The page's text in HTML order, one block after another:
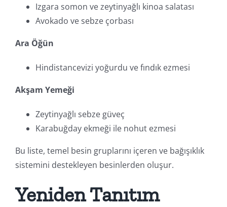
Izgara somon ve zeytinyağlı kinoa salatası
Avokado ve sebze çorbası
Ara Öğün
Hindistancevizi yoğurdu ve fındık ezmesi
Akşam Yemeği
Zeytinyağlı sebze güveç
Karabuğday ekmeği ile nohut ezmesi
Bu liste, temel besin gruplarını içeren ve bağışıklık
sistemini destekleyen besinlerden oluşur.
Yeniden Tanıtım